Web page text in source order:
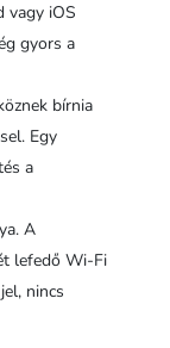
vagy iOS
gyors a
bírnia
Egy
a
A
lefedő Wi-Fi
nincs